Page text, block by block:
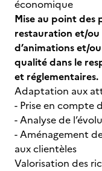
économique
Mise au point des
restauration et/ou
d’animations et/
qualité dans le
et réglementaires.
Adaptation aux
- Prise en compte
- Analyse de
- Aménagement
aux clientèles
Valorisation des